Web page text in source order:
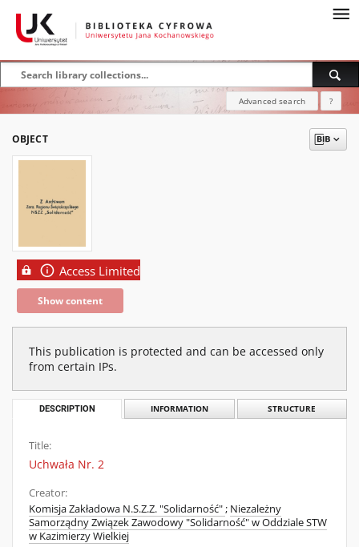
Advanced search ?
OBJECT
Access Limited
Show content
This publication is protected and can be accessed only
from certain IPs.
DESCRIPTION INFORMATION STRUCTURE
Title:
Uchwała Nr. 2
Creator:
Komisja Zakładowa N.S.Z.Z. "Solidarność"; Niezależny
Samorządny Związek Zawodowy "Solidarność" w Oddziale STW
w Kazimierzy Wielkiej